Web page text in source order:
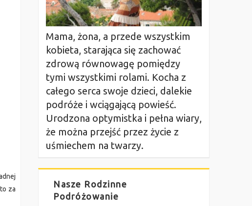
za
Mama, żona, a przede wszystkim
kobieta, starająca się zachować
zdrową równowagę pomiędzy
tymi wszystkimi rolami. Kocha z
całego serca swoje dzieci, dalekie
podróże i wciągającą powieść.
Urodzona optymistka i pełna wiary,
że można przejść przez życie z
uśmiechem na twarzy.
Nasze Rodzinne
Podróżowanie